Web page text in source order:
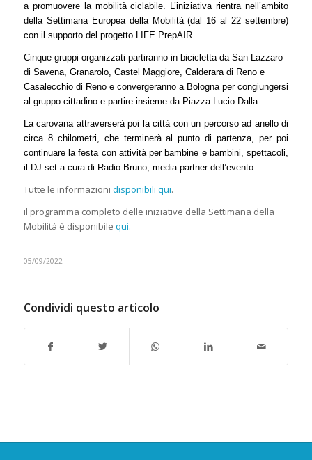
a promuovere la mobilità ciclabile. L’iniziativa rientra nell’ambito
della Settimana Europea della Mobilità (dal 16 al 22 settembre)
con il supporto del progetto LIFE PrepAIR.
Cinque gruppi organizzati partiranno in bicicletta da San Lazzaro
di Savena, Granarolo, Castel Maggiore, Calderara di Reno e
Casalecchio di Reno e convergeranno a Bologna per congiungersi
al gruppo cittadino e partire insieme da Piazza Lucio Dalla.
La carovana attraverserà poi la città con un percorso ad anello di
circa 8 chilometri, che terminerà al punto di partenza, per poi
continuare la festa con attività per bambine e bambini, spettacoli,
il DJ set a cura di Radio Bruno, media partner dell’evento.
Tutte le informazioni disponibili qui.
il programma completo delle iniziative della Settimana della
Mobilità è disponibile qui.
05/09/2022
Condividi questo articolo